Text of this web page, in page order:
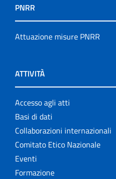
PNRR
Attuazione misure PNRR
ATTIVITÀ
Accesso agli atti
Basi di dati
Collaborazioni internazionali
Comitato Etico Nazionale
Eventi
Formazione